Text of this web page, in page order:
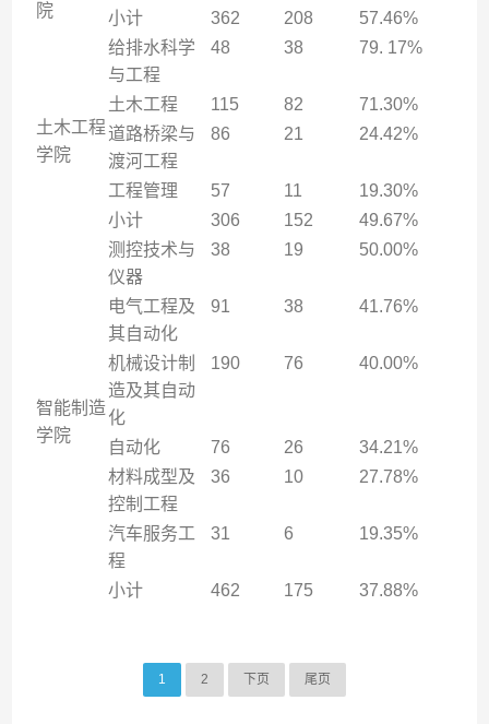
院
小计
362 208 57.46%
土木工程
学院
给排水科学
与工程
48 38 79. 17%
土木工程 115 82
71.30%
道路桥梁与
渡河工程
86 21 24.42%
工程管理 57 11
19.30%
小计
306 152 49.67%
智能制造
学院
测控技术与
仪器
38 19 50.00%
电气工程及
其自动化
91 38 41.76%
机械设计制
造及其自动
化
190 76 40.00%
自动化 76 26
34.21%
材料成型及
控制工程
36 10 27.78%
汽车服务工
程
31 6 19.35%
小计 462 175 37.88%
1 2 下页 尾页